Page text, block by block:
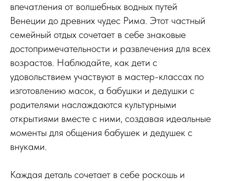
впечатления от волшебных водных путей
Венеции до древних чудес Рима. Этот частный
семейный отдых сочетает в себе знаковые
достопримечательности и развлечения для всех
возрастов. Наблюдайте, как дети с
удовольствием участвуют в мастер-классах по
изготовлению масок, а бабушки и дедушки с
родителями наслаждаются культурными
открытиями вместе с ними, создавая идеальные
моменты для общения бабушек и дедушек с
внуками.
Каждая деталь сочетает в себе роскошь и